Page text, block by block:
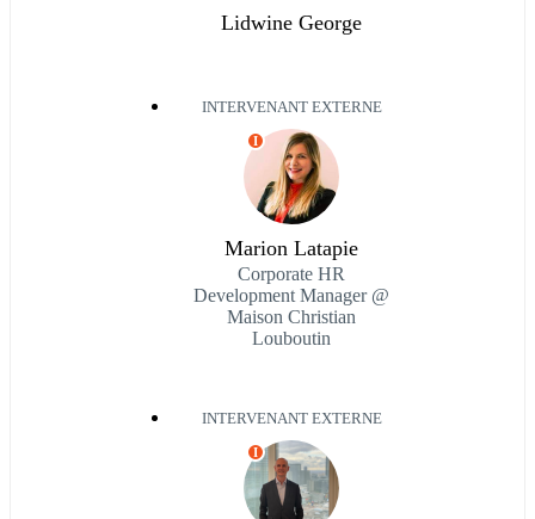
Lidwine George
INTERVENANT EXTERNE
I
Marion Latapie
Corporate HR
Development Manager @
Maison Christian
Louboutin
INTERVENANT EXTERNE
I